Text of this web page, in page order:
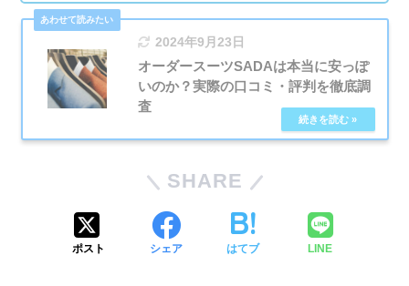
2024年9月23日
オーダースーツSADAは本当に安っぽ
いのか？実際の口コミ・評判を徹底調
査
SHARE
ポスト シェア はてブ LINE